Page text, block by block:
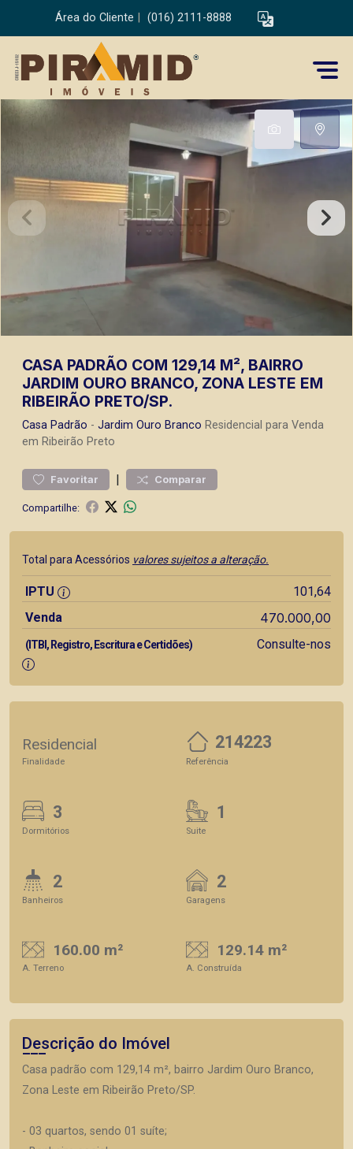
Área do Cliente (016) 2111-8888
CASA PADRÃO COM 129,14 M², BAIRRO
JARDIM OURO BRANCO, ZONA LESTE EM
RIBEIRÃO PRETO/SP.
Casa Padrão - Jardim Ouro Branco Residencial para Venda
em Ribeirão Preto
Favoritar | Comparar
Compartilhe:
Total para Acessórios valores sujeitos a alteração.
IPTU
101,64
Venda
470.000,00
(ITBI, Registro, Escritura e Certidões) Consulte-nos
Residencial
Finalidade
214223
Referência
3
Dormitórios
1
Suite
2
Banheiros
2
Garagens
160.00 m²
A. Terreno
129.14 m²
A. Construída
Descrição do Imóvel
Casa padrão com 129,14 m², bairro Jardim Ouro Branco,
Zona Leste em Ribeirão Preto/SP.
- 03 quartos, sendo 01 suíte;